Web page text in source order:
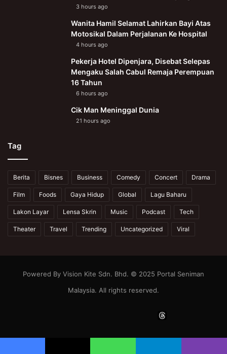
3 hours ago
Wanita Hamil Selamat Lahirkan Bayi Atas
Motosikal Dalam Perjalanan Ke Hospital
4 hours ago
Pekerja Hotel Dipenjara, Disebat Selepas
Mengaku Salah Cabul Remaja Perempuan
16 Tahun
6 hours ago
Cik Man Meninggal Dunia
21 hours ago
Tag
Berita Bisnes Business Comedy Concert Drama
Film Foods Gaya Hidup Global Lagu Baharu
Lakon Layar Lensa Skrin Music Podcast Tech
Theater Travel Trending Uncategorized Viral
Powered By Vision Kite Sdn. Bhd. © 2025 Portal Seniman
Malaysia. All rights reserved.
Instagram